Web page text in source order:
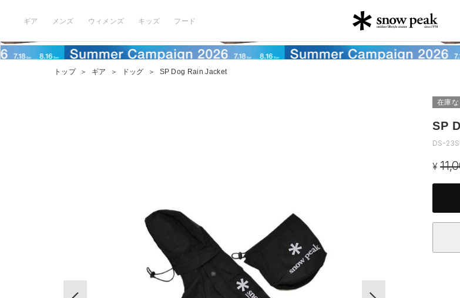
ギア メンズ ウィメンズ キッズ フード
トップ ＞ ギア ＞ ドッグ ＞ SP Dog Rain Jacket
在庫な
SP
DS-
¥